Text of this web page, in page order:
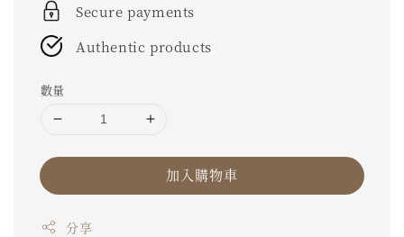
Secure payments
Authentic products
數量
加入購物車
分享